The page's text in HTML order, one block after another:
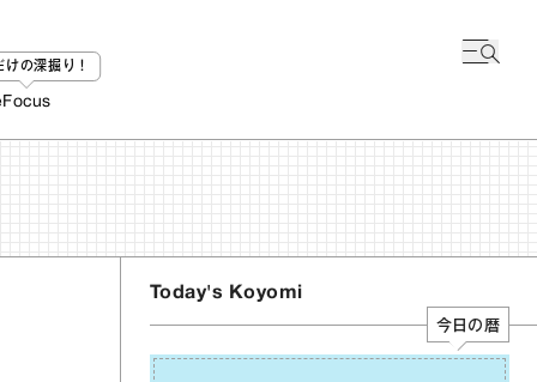
けの深掘り！
Focus
Today's Koyomi
今日の暦